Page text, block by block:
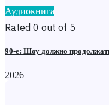
Аудиокнига
Rated 0 out of 5
90-е: Шоу должно
2026